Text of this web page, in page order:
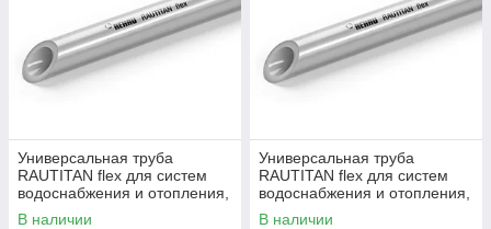
Универсальная труба
RAUTITAN flex для систем
водоснабжения и отопления,
в бухтах
В наличии
Универсальная труба
RAUTITAN flex для систем
водоснабжения и отопления,
отрезки 6 м
В наличии